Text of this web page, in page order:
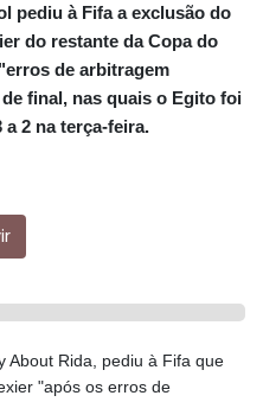
pediu à Fifa a exclusão do
do restante da Copa do
de arbitragem
final, nas quais o Egito foi
2 na terça-feira.
About Rida, pediu à Fifa que
"após os erros de